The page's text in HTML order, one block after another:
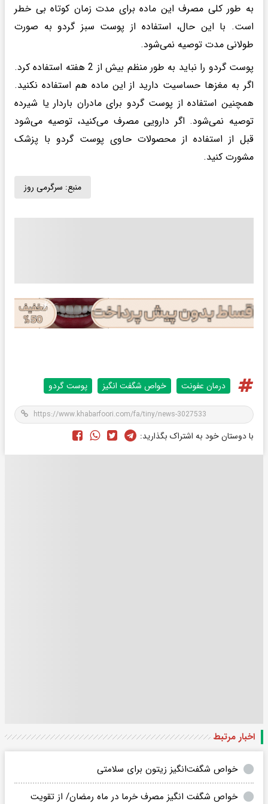
به طور کلی مصرف این ماده برای مدت زمان کوتاه بی خطر
است. با این حال، استفاده از پوست سبز گردو به صورت
طولانی مدت توصیه نمی‌شود.
پوست گردو را نباید به طور منظم بیش از 2 هفته استفاده کرد.
اگر به مغزها حساسیت دارید از این ماده هم استفاده نکنید.
همچنین استفاده از پوست گردو برای مادران باردار یا شیرده
توصیه نمی‌شود. اگر دارویی مصرف می‌کنید، توصیه می‌شود
قبل از استفاده از محصولات حاوی پوست گردو با پزشک
مشورت کنید.
منبع: سرگرمی روز
درمان عفونت خواص شگفت انگیز پوست گردو
با دوستان خود به اشتراک بگذارید:
اخبار مرتبط
خواص شگفت‌انگیز زیتون برای سلامتی
خواص شگفت انگیز مصرف خرما در ماه رمضان/ از تقویت